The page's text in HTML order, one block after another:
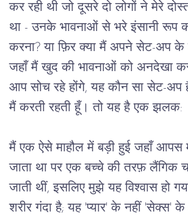
कर रही थी जो दूसरे दो लोगों ने मेरे
था - उनके भावनाओं से भरे इंसानी रूप
करना? या फ़िर क्या मैं अपने सेट-अप के
जहाँ मैं खुद की भावनाओं को अनदेखा
आप सोच रहे होंगे, यह कौन सा सेट-अप
मैं करती रहती हूँ। तो यह है एक झलक:
मैं एक ऐसे माहौल में बड़ी हुई जहाँ आपस
जाता था पर एक बच्चे की तरफ़ लैंगिक
जाती थीं, इसलिए मुझे यह विश्वास हो
शरीर गंदा है; यह 'प्यार' के नहीं 'सेक्स'